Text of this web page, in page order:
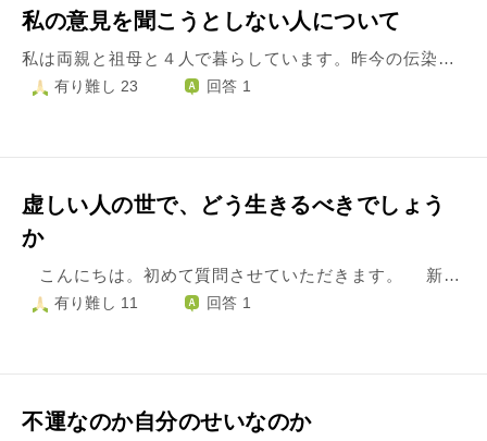
私の意見を聞こうとしない人について
私は両親と祖母と４人で暮らしています。昨今の伝染病の拡がりの中で祖母も両親も予防注射を受けました。しかし私はまだ注射を済ませていません。それは何故か？免疫学の話をしますが現在、外国から仕入れて日本に流通しているワクチンというのはウィルスの遺伝子(の設計図)を人体内に注入し人間の細胞と融合させるといった有史以来前列の無い極めて危険な物であると思うからです。近い将来どんな悪影響を人間にもたらすかわからない物を何故躰に入れなければならないのでしょうか。これは冗談や笑い話ではなく仮面ライダーのショッカーやファントムが人間の躰に動植物の細胞を融合させて人造人間を作ったのと同じようなものです。かつてアメリカから安価に仕入れた血液製剤によって大勢の血友病患者に被害者と犠牲者を出した薬害エイズ問題と同じ事が起きるかも知れません。しかしこういった複雑な事の経緯を知っている筈なのに父は事ある毎に予約開始日がどうだの打ったら安心だなどとしつこく言ってくるので本当に鬱陶しいです。私が免疫学、生物学に基づく事実を言っても考えを変えようとしません。ちなみに私は国産の従来型のワクチンが出来てから注射を受けたいと考える立場であり反ワクチンの人間ではありません。私はこれから先、正しい事を理解しようとしない凡愚とどのように付き合えばいいのでしょうか？こんな私にどうか御指南下さい。お願いします。
有り難し 23 回答 1
虚しい人の世で、どう生きるべきでしょう
か
こんにちは。初めて質問させていただきます。 新型コロナが世の中を覆い、人の世に辟易とするようになりました。未知の感染症とはいうものの、その捉え方は人によってさまざまであり、進んで感染拡大に寄与するような行動を取る人もいます。政府や自治体の動きも鈍く、どこまで国民の命を守ろうとしているのか分かりません。 私は元々いろいろな人と会い、その中で仕事をしたり、趣味に興じることに生きがいを感じていました。同世代の友人は少ないものの、一人で喫茶店や芝居見物に行くなど、外に出る楽しみもいろいろと持っていたつもりです。しかし感染が拡大してからというもの、今は殆ど家の中で誰とも話さず過ごしています。仕事も、在宅勤務だけでは質が落ちてしまうと分かっていながら、公共交通機関を使うことが恐ろしいので、勤務先に在宅の継続を申し出ている状況です。 ところが、今周囲を見渡すと、一切外に出たくないという人は少数派で、マスクを着用することを除けば殆どコロナ前のような生活へ戻りつつあります。コロナに関して私は、自分が罹ることも他人に移すことも避けたいと思っています。自分自身の意識と世の中との間の溝が広がっていくように感じています。 コロナ禍でのもどかしさは、他の面でも感じています。離れて住む祖父母がいるのですが、コロナ禍で容易に会えなくなり、衰えが進んでいると聞いています。そのうち会っても誰か分かってもらえなくなるのではないかと心配です。 また、同好の集まりなどで親しくしていた方の訃報にも接するようになりました。時節柄、ご親族でお葬式をする場合が多く、最後のお別れができないことの無念さを感じます。 加えて先日、8年近く片思いをしていた女性の結婚と出産を知りました。住まいが離れているため、折からのコロナ禍で容易に会えなくなり、連絡手段も限られる中、唐突な形でその事実に接した格好です。私にはその女性の幸せを願うことしかできませんが、心に大きな穴が開いたような気がしています。 こうして見ていくと、私の悩みは人と関わるところから出ているように思います。日常生活や仕事、人間関係の全てが虚しいものに感じられ、無気力になっています。そうかと言って、死に急ぐことも人の道には適っていないような気もします。月並みな質問ですが、現実をどう受け入れて、生きていけばよいのかをお伺いしたいです。
有り難し 11 回答 1
不運なのか自分のせいなのか